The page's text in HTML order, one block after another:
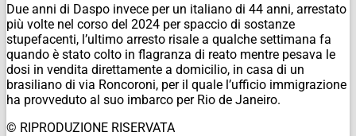
Due anni di Daspo invece per un italiano di 44 anni, arrestato
più volte nel corso del 2024 per spaccio di sostanze
stupefacenti, l’ultimo arresto risale a qualche settimana fa
quando è stato colto in flagranza di reato mentre pesava le
dosi in vendita direttamente a domicilio, in casa di un
brasiliano di via Roncoroni, per il quale l’ufficio immigrazione
ha provveduto al suo imbarco per Rio de Janeiro.
© RIPRODUZIONE RISERVATA